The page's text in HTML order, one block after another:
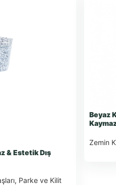
& Estetik Dış
, Parke ve Kilit
Beyaz
Zemin